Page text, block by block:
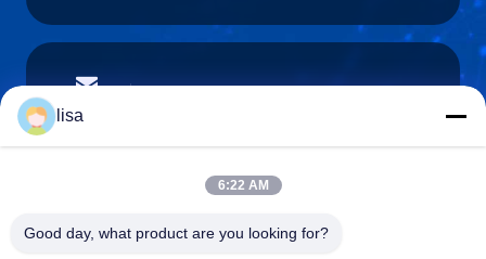
E-mail
Telefoon
lisa
6:22 AM
Good day, what product are you looking for?